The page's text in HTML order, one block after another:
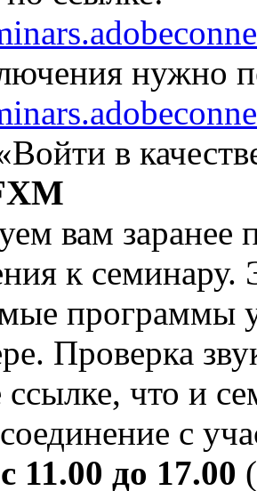
нужно
в
вам заранее
к семинару.
программы
Проверка
что и
с
11.00 до 17.00